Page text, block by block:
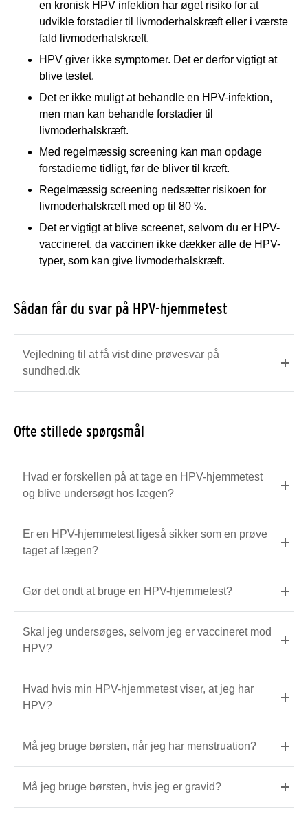
en kronisk HPV infektion har øget risiko for at
udvikle forstadier til livmoderhalskræft eller i værste
fald livmoderhalskræft.
HPV giver ikke symptomer. Det er derfor vigtigt at
blive testet.
Det er ikke muligt at behandle en HPV-infektion,
men man kan behandle forstadier til
livmoderhalskræft.
Med regelmæssig screening kan man opdage
forstadierne tidligt, før de bliver til kræft.
Regelmæssig screening nedsætter risikoen for
livmoderhalskræft med op til 80 %.
Det er vigtigt at blive screenet, selvom du er HPV-
vaccineret, da vaccinen ikke dækker alle de HPV-
typer, som kan give livmoderhalskræft.
Sådan får du svar på HPV-hjemmetest
Vejledning til at få vist dine prøvesvar på
sundhed.dk
Ofte stillede spørgsmål
Hvad er forskellen på at tage en HPV-hjemmetest
og blive undersøgt hos lægen?
Er en HPV-hjemmetest ligeså sikker som en prøve
taget af lægen?
Gør det ondt at bruge en HPV-hjemmetest?
Skal jeg undersøges, selvom jeg er vaccineret mod
HPV?
Hvad hvis min HPV-hjemmetest viser, at jeg har
HPV?
Må jeg bruge børsten, når jeg har menstruation?
Må jeg bruge børsten, hvis jeg er gravid?